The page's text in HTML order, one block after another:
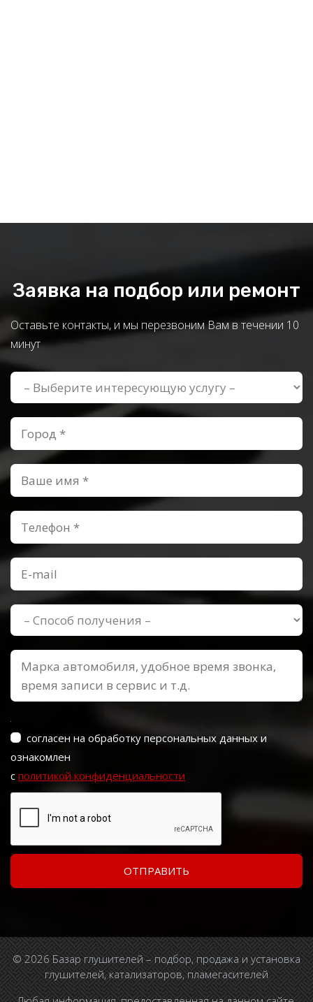
Заявка на подбор или ремонт
Оставьте контакты, и мы перезвоним Вам в течении 10
минут
согласен на обработку персональных данных и
ознакомлен
с политикой конфиденциальности
© 2026 Базар глушителей – подбор, продажа и установка
глушителей, катализаторов, пламегасителей